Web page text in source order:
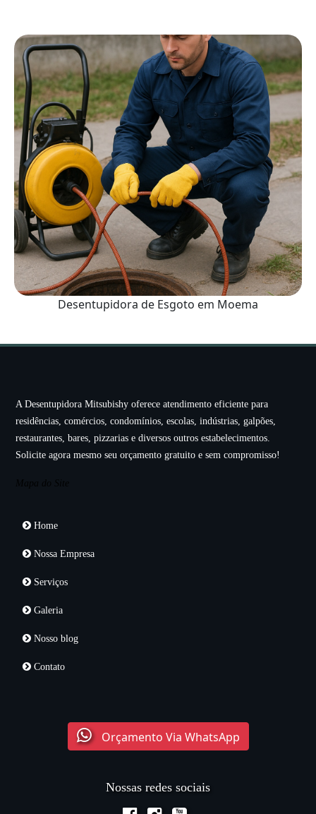
Desentupidora de Esgoto em Moema
A Desentupidora Mitsubishy oferece atendimento eficiente para
residências, comércios, condomínios, escolas, indústrias, galpões,
restaurantes, bares, pizzarias e diversos outros estabelecimentos.
Solicite agora mesmo seu orçamento gratuito e sem compromisso!
Mapa do Site
Home
Nossa Empresa
Serviços
Galeria
Nosso blog
Contato
Orçamento Via WhatsApp
Nossas redes sociais